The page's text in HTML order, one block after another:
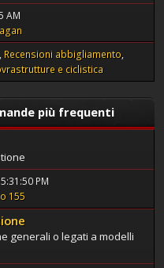
AM
Recensioni abbigliamento
e ciclistica
più frequenti
PM
155
generali o legati a modelli